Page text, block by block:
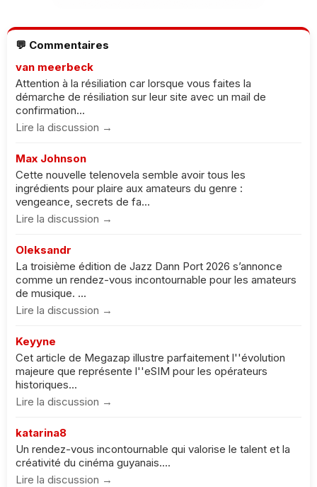
💬 Commentaires
van meerbeck
Attention à la résiliation car lorsque vous faites la
démarche de résiliation sur leur site avec un mail de
confirmation...
Lire la discussion →
Max Johnson
Cette nouvelle telenovela semble avoir tous les
ingrédients pour plaire aux amateurs du genre :
vengeance, secrets de fa...
Lire la discussion →
Oleksandr
La troisième édition de Jazz Dann Port 2026 s’annonce
comme un rendez-vous incontournable pour les amateurs
de musique. ...
Lire la discussion →
Keyyne
Cet article de Megazap illustre parfaitement l''évolution
majeure que représente l''eSIM pour les opérateurs
historiques...
Lire la discussion →
katarina8
Un rendez-vous incontournable qui valorise le talent et la
créativité du cinéma guyanais....
Lire la discussion →